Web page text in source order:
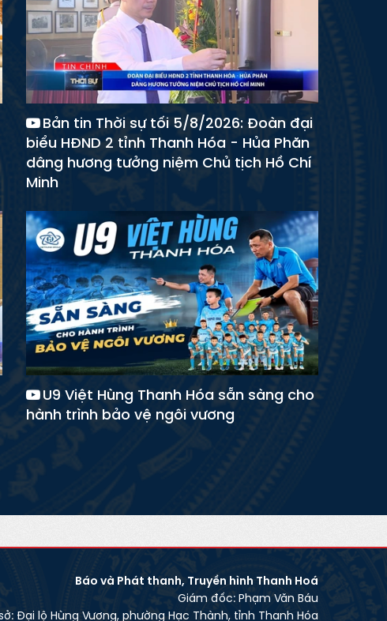
Bản tin Thời sự tối 5/8/2026: Đoàn đại
biểu HĐND 2 tỉnh Thanh Hóa - Hủa Phăn
dâng hương tưởng niệm Chủ tịch Hồ Chí
Minh
U9 Việt Hùng Thanh Hóa sẵn sàng cho
hành trình bảo vệ ngôi vương
Báo và Phát thanh, Truyền hình Thanh Hoá
Giám đốc: Phạm Văn Báu
Đại lộ Hùng Vương, phường Hạc Thành, tỉnh Thanh Hóa